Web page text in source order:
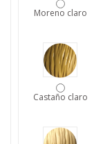
Moreno claro
Castaño claro